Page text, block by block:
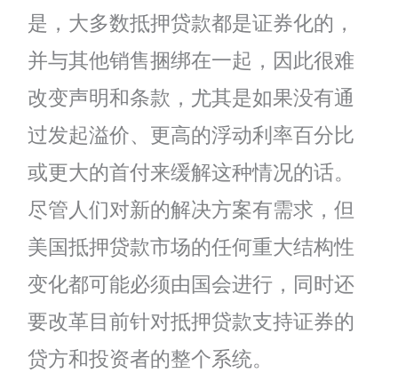
是，大多数抵押贷款都是证券化的，
并与其他销售捆绑在一起，因此很难
改变声明和条款，尤其是如果没有通
过发起溢价、更高的浮动利率百分比
或更大的首付来缓解这种情况的话。
尽管人们对新的解决方案有需求，但
美国抵押贷款市场的任何重大结构性
变化都可能必须由国会进行，同时还
要改革目前针对抵押贷款支持证券的
贷方和投资者的整个系统。